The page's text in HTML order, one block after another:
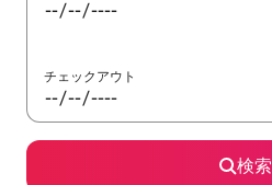
チェックアウト
検索